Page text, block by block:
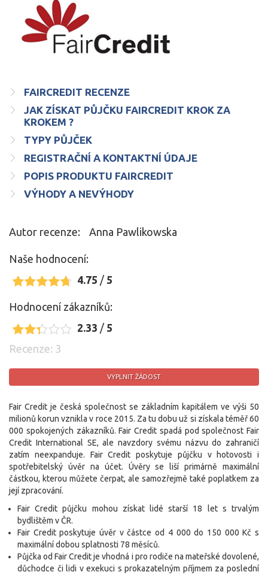
FAIRCREDIT RECENZE
JAK ZÍSKAT PŮJČKU FAIRCREDIT KROK ZA
KROKEM ?
TYPY PŮJČEK
REGISTRAČNÍ A KONTAKTNÍ ÚDAJE
POPIS PRODUKTU FAIRCREDIT
VÝHODY A NEVÝHODY
Autor recenze: Anna Pawlikowska
Naše hodnocení:
4.75 / 5
Hodnocení zákazníků:
2.33 / 5
Recenze: 3
VYPLNIT ŽÁDOST
Fair Credit je česká společnost se základním kapitálem ve výši 50
milionů korun vznikla v roce 2015. Za tu dobu už si získala téměř 60
000 spokojených zákazníků. Fair Credit spadá pod společnost Fair
Credit International SE, ale navzdory svému názvu do zahraničí
zatím neexpanduje. Fair Credit poskytuje půjčku v hotovosti i
spotřebitelský úvěr na účet. Úvěry se liší primárně maximální
částkou, kterou můžete čerpat, ale samozřejmě také poplatkem za
její zpracování.
Fair Credit půjčku mohou získat lidé starší 18 let s trvalým
bydlištěm v ČR.
Fair Credit poskytuje úvěr v částce od 4 000 do 150 000 Kč s
maximální dobou splatnosti 78 měsíců.
Půjčka od Fair Credit je vhodná i pro rodiče na mateřské dovolené,
důchodce či lidi v exekuci s prokazatelným příjmem za poslední